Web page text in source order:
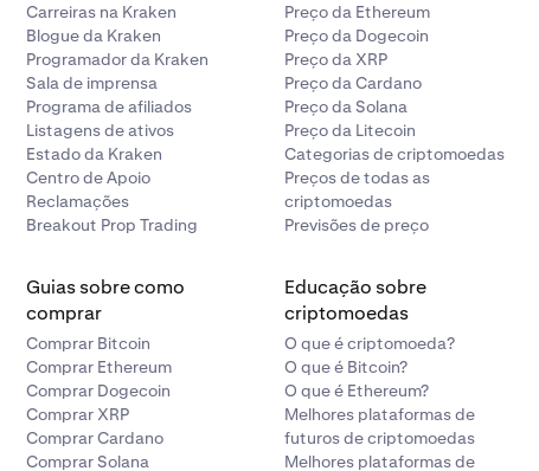
Carreiras na Kraken
Blogue da Kraken
Programador da Kraken
Sala de imprensa
Programa de afiliados
Listagens de ativos
Estado da Kraken
Centro de Apoio
Reclamações
Breakout Prop Trading
Preço da Ethereum
Preço da Dogecoin
Preço da XRP
Preço da Cardano
Preço da Solana
Preço da Litecoin
Categorias de criptomoedas
Preços de todas as
criptomoedas
Previsões de preço
Guias sobre como
comprar
Comprar Bitcoin
Comprar Ethereum
Comprar Dogecoin
Comprar XRP
Comprar Cardano
Comprar Solana
Educação sobre
criptomoedas
O que é criptomoeda?
O que é Bitcoin?
O que é Ethereum?
Melhores plataformas de
futuros de criptomoedas
Melhores plataformas de